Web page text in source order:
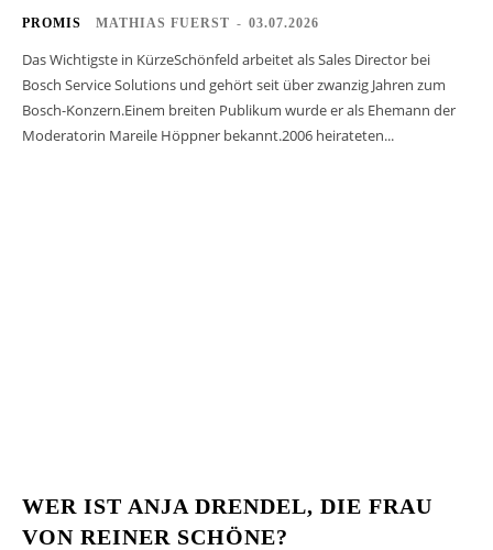
PROMIS MATHIAS FUERST - 03.07.2026
Das Wichtigste in KürzeSchönfeld arbeitet als Sales Director bei
Bosch Service Solutions und gehört seit über zwanzig Jahren zum
Bosch-Konzern.Einem breiten Publikum wurde er als Ehemann der
Moderatorin Mareile Höppner bekannt.2006 heirateten...
WER IST ANJA DRENDEL, DIE FRAU
VON REINER SCHÖNE?